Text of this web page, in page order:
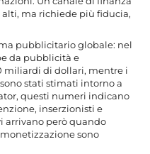
alti, ma richiede più fiducia,
pubblicitario globale: nel
da pubblicità e
miliardi di dollari, mentre i
stati stimati intorno a
questi numeri indicano
inserzionisti e
arrivano però quando
sono